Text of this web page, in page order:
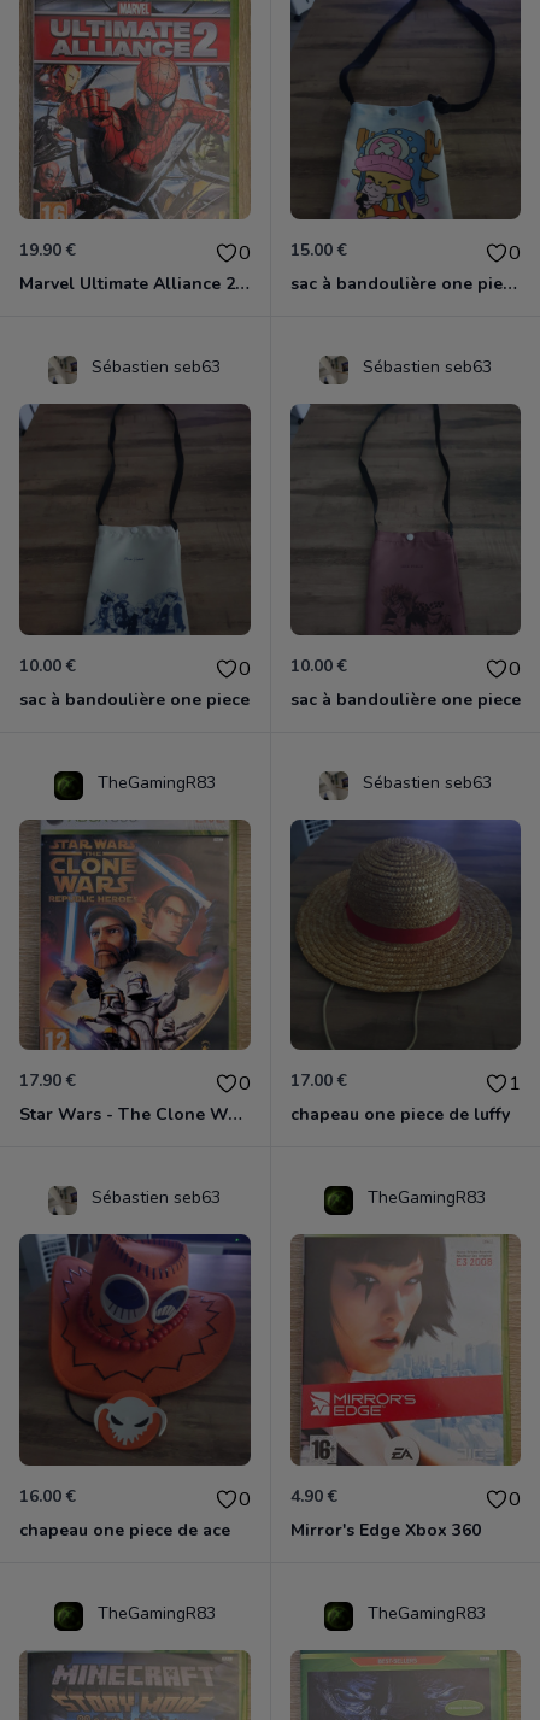
19.90 € 0
Marvel Ultimate Alliance 2 Xbox 360
15.00 € 0
sac à bandoulière one piece chopper
Sébastien seb63
10.00 € 0
sac à bandoulière one piece
Sébastien seb63
10.00 € 0
sac à bandoulière one piece
TheGamingR83
17.90 € 0
Star Wars - The Clone Wars - Les Héros De La République Xbox 360
Sébastien seb63
17.00 € 1
chapeau one piece de luffy
Sébastien seb63
16.00 € 0
chapeau one piece de ace
TheGamingR83
4.90 € 0
Mirror's Edge Xbox 360
TheGamingR83 TheGamingR83